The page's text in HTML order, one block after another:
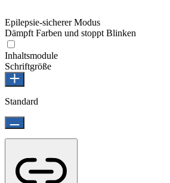
Epilepsie-sicherer Modus
Dämpft Farben und stoppt Blinken
Inhaltsmodule
Schriftgröße
Standard